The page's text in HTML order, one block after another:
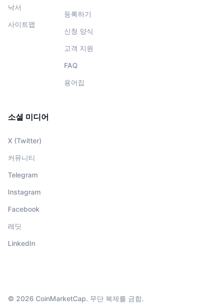
낙서
사이트맵
등록하기
신청 양식
고객 지원
FAQ
용어집
소셜 미디어
X (Twitter)
커뮤니티
Telegram
Instagram
Facebook
레딧
LinkedIn
© 2026 CoinMarketCap. 무단 복제를 금함.